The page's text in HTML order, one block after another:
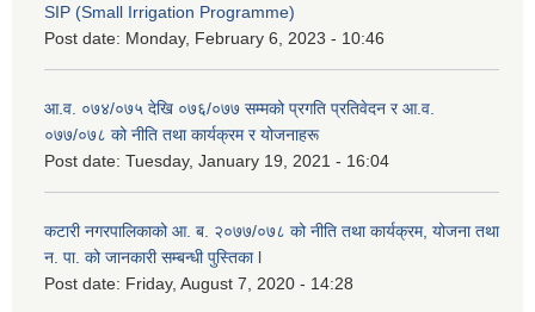
SIP (Small Irrigation Programme)
Post date: Monday, February 6, 2023 - 10:46
आ.व. ०७४/०७५ देखि ०७६/०७७ सम्मको प्रगति प्रतिवेदन र आ.व.
०७७/०७८ को नीति तथा कार्यक्रम र योजनाहरू
Post date: Tuesday, January 19, 2021 - 16:04
कटारी नगरपालिकाको आ. ब. २०७७/०७८ को नीति तथा कार्यक्रम, योजना तथा
न. पा. को जानकारी सम्बन्धी पुस्तिका l
Post date: Friday, August 7, 2020 - 14:28